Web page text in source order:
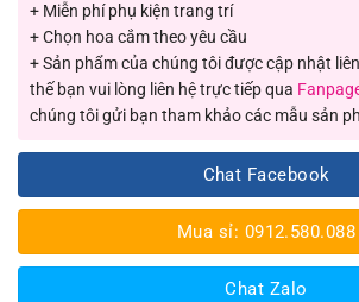
+ Miễn phí phụ kiện trang trí
+ Chọn hoa cắm theo yêu cầu
+ Sản phẩm của chúng tôi được cập nhật
thế bạn vui lòng liên hệ trực tiếp qua
chúng tôi gửi bạn tham khảo các mẫu sản
Chat Facebook
Mua sỉ: 0912.580.088
Chat Zalo